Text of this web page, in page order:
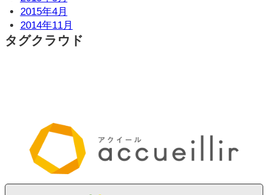
2015年4月
2014年11月
タグクラウド